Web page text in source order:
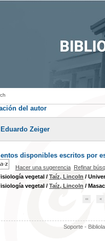
del autor
Zeiger
disponibles escritos por
Hacer una sugerencia Refinar
vegetal / Taíz, Lincoln /
vegetal / Taíz, Lincoln /
Soporte -